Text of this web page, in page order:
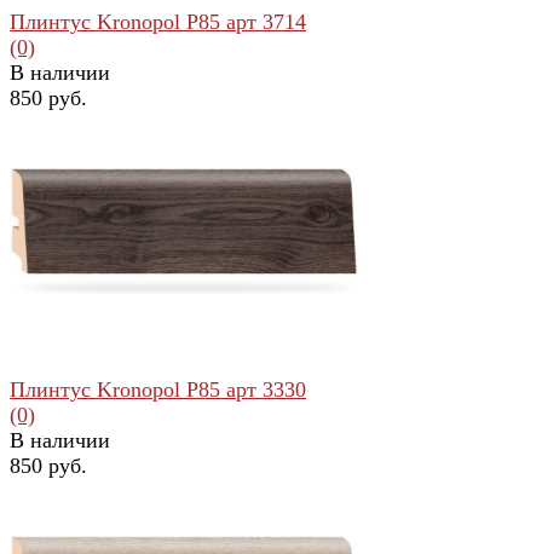
избранное сравнить
Плинтус Kronopol Р85 арт 3714
(0)
В наличии
850 руб.
Плинтус Kronopol Р85 арт 3330
(0)
В наличии
850 руб.